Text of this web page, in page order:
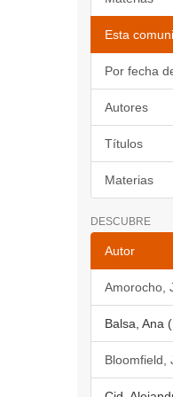
Esta
Por fecha
Autores
Títulos
Materias
DESCUBRE
Autor
Amorocho,
Balsa, Ana
Bloomfield,